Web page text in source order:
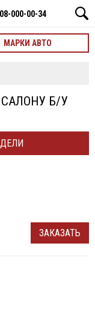
000-00-34
МАРКИ АВТО
Б/У
ЗАКАЗАТЬ